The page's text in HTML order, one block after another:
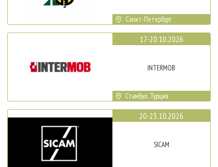
Санкт-Петербург
17-20.10.2026
INTERMOB
Стамбул, Турция
20-23.10.2026
SICAM